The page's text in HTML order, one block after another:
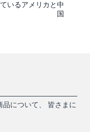
いるアメリカと中
国
について、 皆さまに